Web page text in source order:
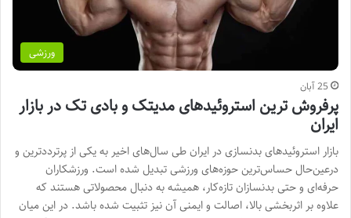
ورزشی
25 آبان
پرفروش ترین استروئیدهای مدیتک و بادی تک در بازار
ایران
بازار استروئیدهای بدنسازی در ایران طی سال‌های اخیر به یکی از پرترددترین و
درعین‌حال حساس‌ترین حوزه‌های ورزشی تبدیل شده است. ورزشکاران
حرفه‌ای و حتی بدنسازان تازه‌کار، همیشه به دنبال محصولاتی هستند که
علاوه بر اثربخشی بالا، اصالت و ایمنی آن نیز تثبیت شده باشد. در این میان